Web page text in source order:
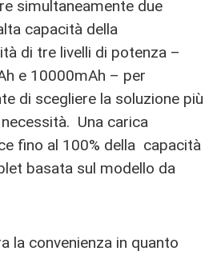
simultaneamente due
capacità della
di tre livelli di potenza –
e 10000mAh – per
di scegliere la soluzione più
Una carica
fino al 100% della capacità
basata sul modello da
la convenienza in quanto